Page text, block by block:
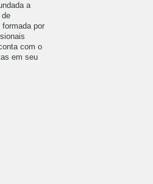
a
de
formada por
com o
em seu